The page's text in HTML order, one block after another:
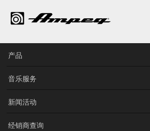
产品
音乐服务
新闻活动
经销商查询